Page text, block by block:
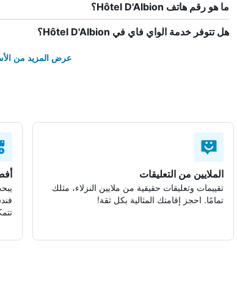
ما هو رقم هاتف Hôtel D'Albion؟
هل تتوفر خدمة الواي فاي في Hôtel D'Albion؟
عرض المزيد من
الملايين من التعليقات
تقييمات وتعليقات حقيقية من ملايين النزلاء، مثلك
تمامًا. احجز إقامتك المثالية بكل ثقة!